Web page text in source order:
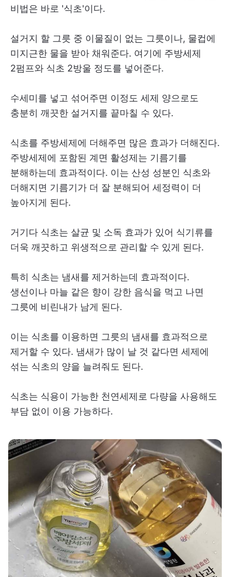
비법은 바로 '식초'이다.
설거지 할 그릇 중 이물질이 없는 그릇이나, 물컵에
미지근한 물을 받아 채워준다. 여기에 주방세제
2펌프와 식초 2방울 정도를 넣어준다.
수세미를 넣고 섞어주면 이정도 세제 양으로도
충분히 깨끗한 설거지를 끝마칠 수 있다.
식초를 주방세제에 더해주면 많은 효과가 더해진다.
주방세제에 포함된 계면 활성제는 기름기를
분해하는데 효과적이다. 이는 산성 성분인 식초와
더해지면 기름기가 더 잘 분해되어 세정력이 더
높아지게 된다.
거기다 식초는 살균 및 소독 효과가 있어 식기류를
더욱 깨끗하고 위생적으로 관리할 수 있게 된다.
특히 식초는 냄새를 제거하는데 효과적이다.
생선이나 마늘 같은 향이 강한 음식을 먹고 나면
그릇에 비린내가 남게 된다.
이는 식초를 이용하면 그릇의 냄새를 효과적으로
제거할 수 있다. 냄새가 많이 날 것 같다면 세제에
섞는 식초의 양을 늘려줘도 된다.
식초는 식용이 가능한 천연세제로 다량을 사용해도
부담 없이 이용 가능하다.